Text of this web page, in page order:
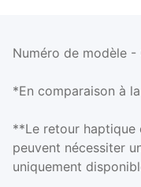
Numéro de modèle -
*En comparaison à
**Le retour haptique
peuvent nécessiter
uniquement